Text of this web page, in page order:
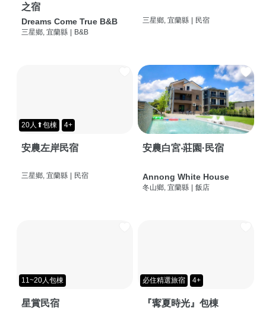
之宿
Dreams Come True B&B
三星鄉, 宜蘭縣 | B&B
三星鄉, 宜蘭縣 | 民宿
20人⬆包棟 4+
安農左岸民宿
三星鄉, 宜蘭縣 | 民宿
安農白宮‧莊園·民宿
Annong White House
冬山鄉, 宜蘭縣 | 飯店
11~20人包棟
星賞民宿
必住精選旅宿 4+
『寗夏時光』包棟